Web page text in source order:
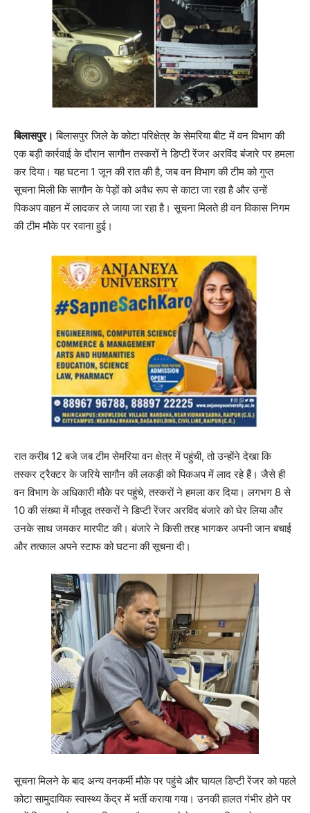
बिलासपुर। बिलासपुर जिले के कोटा परिक्षेत्र के सेमरिया बीट में वन विभाग की
एक बड़ी कार्रवाई के दौरान सागौन तस्करों ने डिप्टी रेंजर अरविंद बंजारे पर हमला
कर दिया। यह घटना 1 जून की रात की है, जब वन विभाग की टीम को गुप्त
सूचना मिली कि सागौन के पेड़ों को अवैध रूप से काटा जा रहा है और उन्हें
पिकअप वाहन में लादकर ले जाया जा रहा है। सूचना मिलते ही वन विकास निगम
की टीम मौके पर रवाना हुई।
रात करीब 12 बजे जब टीम सेमरिया वन क्षेत्र में पहुंची, तो उन्होंने देखा कि
तस्कर ट्रैक्टर के जरिये सागौन की लकड़ी को पिकअप में लाद रहे हैं। जैसे ही
वन विभाग के अधिकारी मौके पर पहुंचे, तस्करों ने हमला कर दिया। लगभग 8 से
10 की संख्या में मौजूद तस्करों ने डिप्टी रेंजर अरविंद बंजारे को घेर लिया और
उनके साथ जमकर मारपीट की। बंजारे ने किसी तरह भागकर अपनी जान बचाई
और तत्काल अपने स्टाफ को घटना की सूचना दी।
सूचना मिलने के बाद अन्य वनकर्मी मौके पर पहुंचे और घायल डिप्टी रेंजर को पहले
कोटा सामुदायिक स्वास्थ्य केंद्र में भर्ती कराया गया। उनकी हालत गंभीर होने पर